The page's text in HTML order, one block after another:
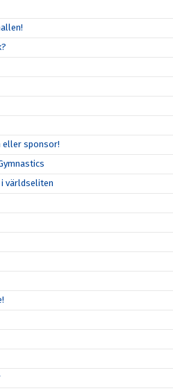
sponsor!
i världseliten